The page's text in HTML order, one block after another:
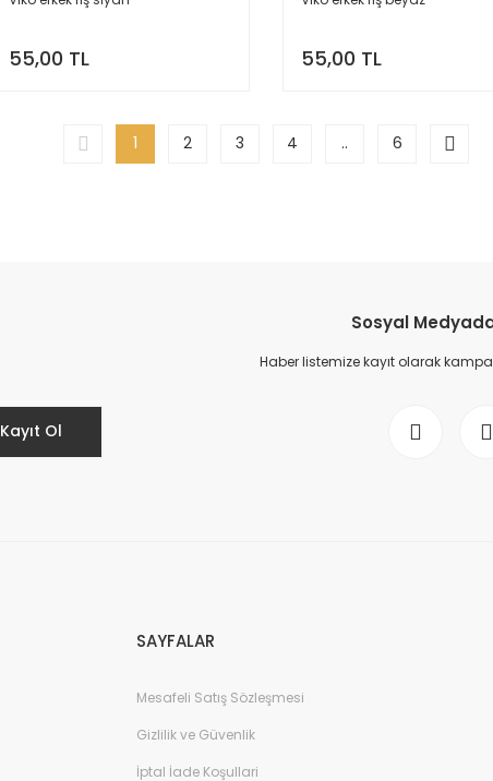
55,00 TL 55,00 TL
1 2 3 4 .. 6
Kayıt Ol
Sosyal
Haber listemize kayıt olarak
SAYFALAR
Mesafeli Satış Sözleşmesi
Gizlilik ve Güvenlik
İptal İade Koşullari